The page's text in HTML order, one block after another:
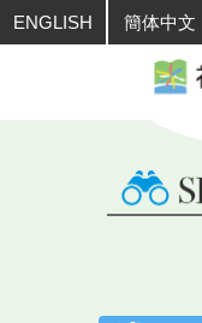
ENGLISH 簡体中文